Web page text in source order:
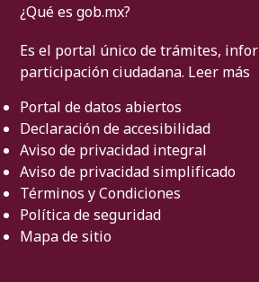
¿Qué es gob.mx?
Es el portal único de trámites,
participación ciudadana. Leer más
Portal de datos abiertos
Declaración de accesibilidad
Aviso de privacidad integral
Aviso de privacidad simplificado
Términos y Condiciones
Política de seguridad
Mapa de sitio